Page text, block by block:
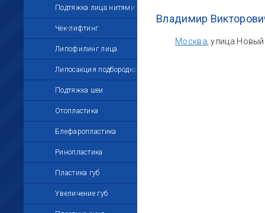
Подтяжка лица нитями
Чек-лифтинг
Липофилинг лица
Липосакция подбородка
Подтяжка шеи
Отопластика
Блефаропластика
Ринопластика
Пластика губ
Увеличение губ
Владимир
Москва , улица